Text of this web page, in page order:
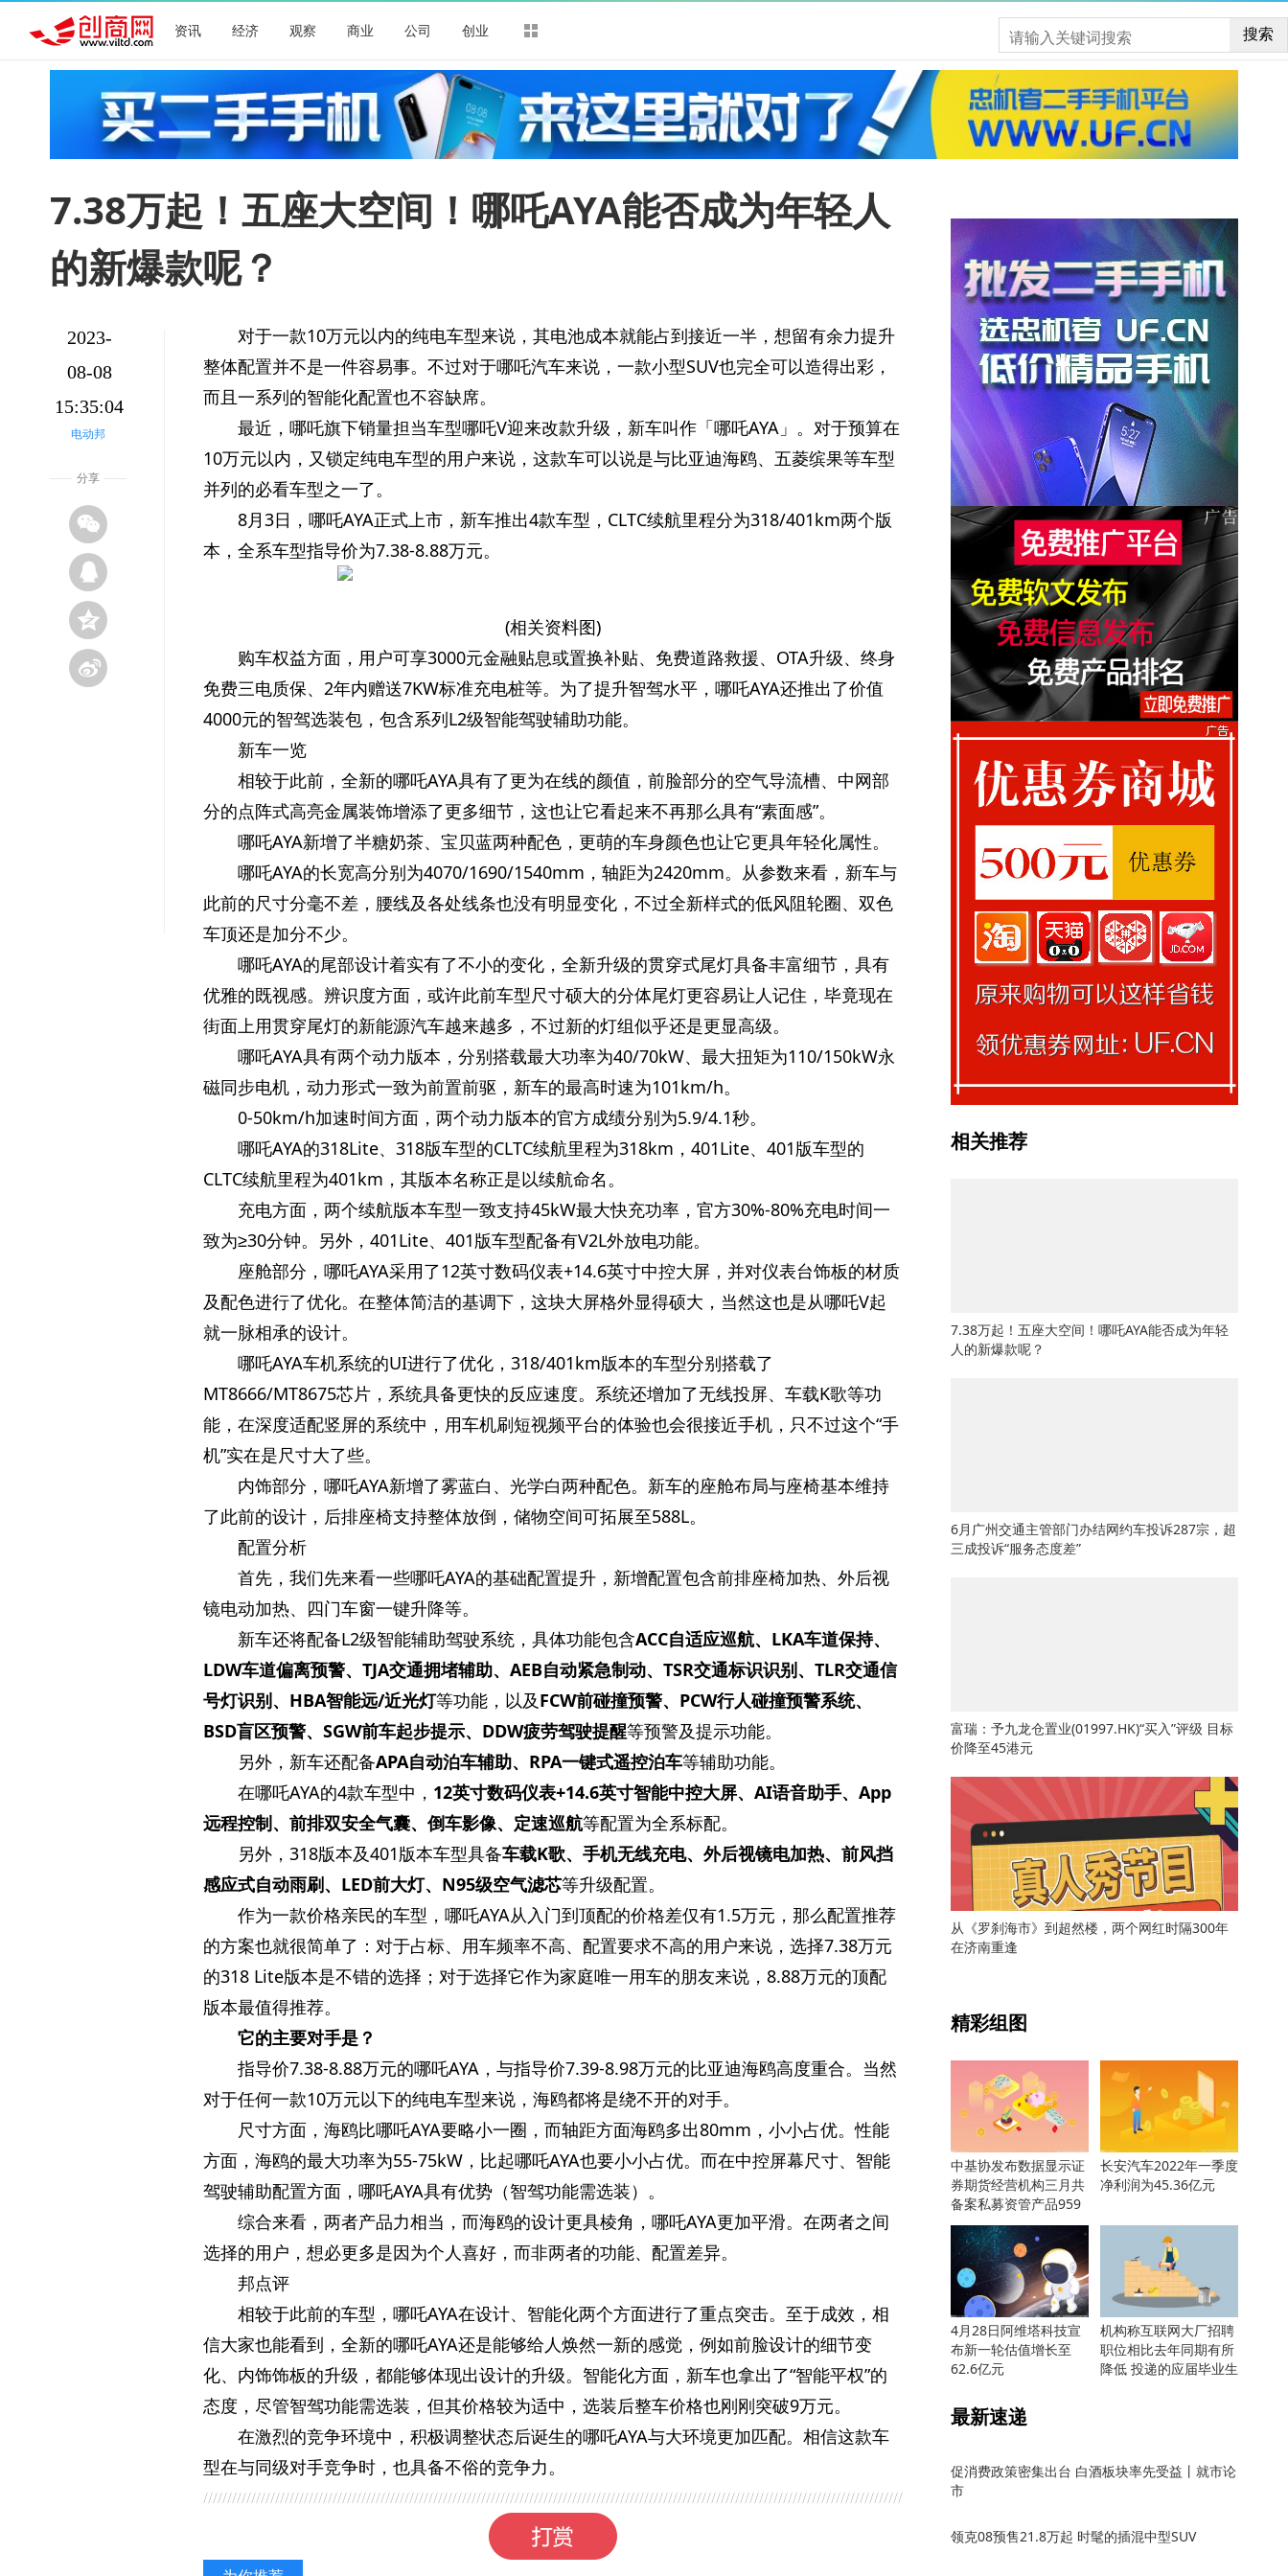
资讯 经济 观察 商业 公司 创业 搜索
7.38万起！五座大空间！哪吒AYA能否成为年轻人
的新爆款呢？
2023-
08-08
15:35:04
电动邦
分享
对于一款10万元以内的纯电车型来说，其电池成本就能占到接近一半，想留有余力提升
整体配置并不是一件容易事。不过对于哪吒汽车来说，一款小型SUV也完全可以造得出彩，
而且一系列的智能化配置也不容缺席。
最近，哪吒旗下销量担当车型哪吒V迎来改款升级，新车叫作「哪吒AYA」。对于预算在
10万元以内，又锁定纯电车型的用户来说，这款车可以说是与比亚迪海鸥、五菱缤果等车型
并列的必看车型之一了。
8月3日，哪吒AYA正式上市，新车推出4款车型，CLTC续航里程分为318/401km两个版
本，全系车型指导价为7.38-8.88万元。
(相关资料图)
购车权益方面，用户可享3000元金融贴息或置换补贴、免费道路救援、OTA升级、终身
免费三电质保、2年内赠送7KW标准充电桩等。为了提升智驾水平，哪吒AYA还推出了价值
4000元的智驾选装包，包含系列L2级智能驾驶辅助功能。
新车一览
相较于此前，全新的哪吒AYA具有了更为在线的颜值，前脸部分的空气导流槽、中网部
分的点阵式高亮金属装饰增添了更多细节，这也让它看起来不再那么具有“素面感”。
哪吒AYA新增了半糖奶茶、宝贝蓝两种配色，更萌的车身颜色也让它更具年轻化属性。
哪吒AYA的长宽高分别为4070/1690/1540mm，轴距为2420mm。从参数来看，新车与
此前的尺寸分毫不差，腰线及各处线条也没有明显变化，不过全新样式的低风阻轮圈、双色
车顶还是加分不少。
哪吒AYA的尾部设计着实有了不小的变化，全新升级的贯穿式尾灯具备丰富细节，具有
优雅的既视感。辨识度方面，或许此前车型尺寸硕大的分体尾灯更容易让人记住，毕竟现在
街面上用贯穿尾灯的新能源汽车越来越多，不过新的灯组似乎还是更显高级。
哪吒AYA具有两个动力版本，分别搭载最大功率为40/70kW、最大扭矩为110/150kW永
磁同步电机，动力形式一致为前置前驱，新车的最高时速为101km/h。
0-50km/h加速时间方面，两个动力版本的官方成绩分别为5.9/4.1秒。
哪吒AYA的318Lite、318版车型的CLTC续航里程为318km，401Lite、401版车型的
CLTC续航里程为401km，其版本名称正是以续航命名。
充电方面，两个续航版本车型一致支持45kW最大快充功率，官方30%-80%充电时间一
致为≥30分钟。另外，401Lite、401版车型配备有V2L外放电功能。
座舱部分，哪吒AYA采用了12英寸数码仪表+14.6英寸中控大屏，并对仪表台饰板的材质
及配色进行了优化。在整体简洁的基调下，这块大屏格外显得硕大，当然这也是从哪吒V起
就一脉相承的设计。
哪吒AYA车机系统的UI进行了优化，318/401km版本的车型分别搭载了
MT8666/MT8675芯片，系统具备更快的反应速度。系统还增加了无线投屏、车载K歌等功
能，在深度适配竖屏的系统中，用车机刷短视频平台的体验也会很接近手机，只不过这个“手
机”实在是尺寸大了些。
内饰部分，哪吒AYA新增了雾蓝白、光学白两种配色。新车的座舱布局与座椅基本维持
了此前的设计，后排座椅支持整体放倒，储物空间可拓展至588L。
配置分析
首先，我们先来看一些哪吒AYA的基础配置提升，新增配置包含前排座椅加热、外后视
镜电动加热、四门车窗一键升降等。
新车还将配备L2级智能辅助驾驶系统，具体功能包含ACC自适应巡航、LKA车道保持、
LDW车道偏离预警、TJA交通拥堵辅助、AEB自动紧急制动、TSR交通标识识别、TLR交通信
号灯识别、HBA智能远/近光灯等功能，以及FCW前碰撞预警、PCW行人碰撞预警系统、
BSD盲区预警、SGW前车起步提示、DDW疲劳驾驶提醒等预警及提示功能。
另外，新车还配备APA自动泊车辅助、RPA一键式遥控泊车等辅助功能。
在哪吒AYA的4款车型中， 12英寸数码仪表+14.6英寸智能中控大屏、AI语音助手、App
远程控制、前排双安全气囊、倒车影像、定速巡航等配置为全系标配。
另外，318版本及401版本车型具备车载K歌、手机无线充电、外后视镜电加热、前风挡
感应式自动雨刷、LED前大灯、N95级空气滤芯等升级配置。
作为一款价格亲民的车型，哪吒AYA从入门到顶配的价格差仅有1.5万元，那么配置推荐
的方案也就很简单了：对于占标、用车频率不高、配置要求不高的用户来说，选择7.38万元
的318 Lite版本是不错的选择；对于选择它作为家庭唯一用车的朋友来说，8.88万元的顶配
版本最值得推荐。
它的主要对手是？
指导价7.38-8.88万元的哪吒AYA，与指导价7.39-8.98万元的比亚迪海鸥高度重合。当然
对于任何一款10万元以下的纯电车型来说，海鸥都将是绕不开的对手。
尺寸方面，海鸥比哪吒AYA要略小一圈，而轴距方面海鸥多出80mm，小小占优。性能
方面，海鸥的最大功率为55-75kW，比起哪吒AYA也要小小占优。而在中控屏幕尺寸、智能
驾驶辅助配置方面，哪吒AYA具有优势（智驾功能需选装）。
综合来看，两者产品力相当，而海鸥的设计更具棱角，哪吒AYA更加平滑。在两者之间
选择的用户，想必更多是因为个人喜好，而非两者的功能、配置差异。
邦点评
相较于此前的车型，哪吒AYA在设计、智能化两个方面进行了重点突击。至于成效，相
信大家也能看到，全新的哪吒AYA还是能够给人焕然一新的感觉，例如前脸设计的细节变
化、内饰饰板的升级，都能够体现出设计的升级。智能化方面，新车也拿出了“智能平权”的
态度，尽管智驾功能需选装，但其价格较为适中，选装后整车价格也刚刚突破9万元。
在激烈的竞争环境中，积极调整状态后诞生的哪吒AYA与大环境更加匹配。相信这款车
型在与同级对手竞争时，也具备不俗的竞争力。
相关推荐
7.38万起！五座大空间！哪吒AYA能否成为年轻
人的新爆款呢？
6月广州交通主管部门办结网约车投诉287宗，超
三成投诉“服务态度差”
富瑞：予九龙仓置业(01997.HK)“买入”评级 目标
价降至45港元
从《罗刹海市》到超然楼，两个网红时隔300年
在济南重逢
精彩组图
中基协发布数据显示证
券期货经营机构三月共
备案私募资管产品959
只
长安汽车2022年一季度
净利润为45.36亿元
4月28日阿维塔科技宣
布新一轮估值增长至
62.6亿元
机构称互联网大厂招聘
职位相比去年同期有所
降低 投递的应届毕业生
最新速递
促消费政策密集出台 白酒板块率先受益丨就市论
市
领克08预售21.8万起 时髦的插混中型SUV